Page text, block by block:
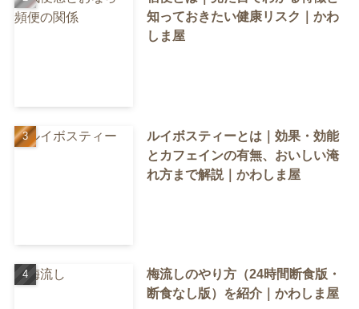
知っておきたい健康リスク｜かわ
しま屋
ルイボスティーとは｜効果・効能
とカフェインの有無、おいしい淹
れ方まで解説｜かわしま屋
梅流しのやり方（24時間断食版・
断食なし版）を紹介｜かわしま屋